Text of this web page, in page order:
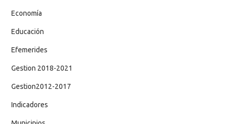
Economía
Educación
Efemerides
Gestion 2018-2021
Gestion2012-2017
Indicadores